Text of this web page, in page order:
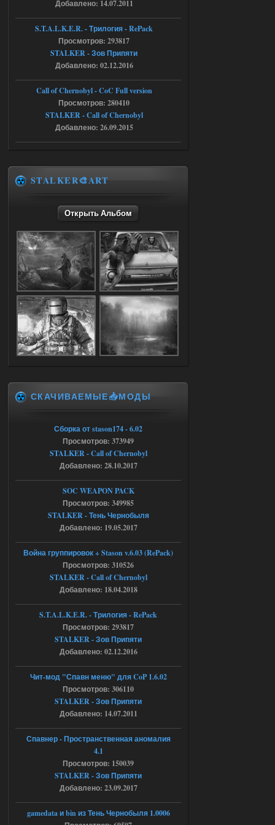
16:09
stalker673920
где пароль?
Dead Air: Refined
Stalker-Mods-Clan-su
Доступно только для пользователей
Объединенный Пак 2 + OGSR +
STCoP WP 3.4
17:25
Stalker-Mods-Clan-su
Доступно только для пользователей
Ответить ➤
04.08.2026
Объединенный Пак 2 + OGSR +
STCoP WP 3.4
17:19
Stalker-Mods-Clan-su
Ответить ➤
04.08.2026
Объединенный Пак 2 + OGSR +
STCoP WP 3.4
Stalker-Mods-Clan-su
Доступно только для пользователей
Ответить ➤
04.08.2026
Объединенный Пак 2 + OGSR +
STCoP WP 3.4
16:48
Stalker-Mods-Clan-su
Доступно только для пользователей
Объединенный Пак 2 + OGSR +
STCoP WP 3.4
andreyforest1993
вот ещё этот же трелер с
вашего сайта, https://stalker-
mods.su/news/op_2_ogsr_stcop_wp_3_4
_trejler_2022/2022-11-30-6818
Объединенный Пак 2 + OGSR +
STCoP WP 3.4
15:03
andreyforest1993
Добавлено: 14.07.2011
S.T.A.L.K.E.R. - Трилогия - RePack
Просмотров: 293817
STALKER - Зов Припяти
Добавлено: 02.12.2016
Call of Chernobyl - CoC Full version
Просмотров: 280410
STALKER - Call of Chernobyl
Добавлено: 26.09.2015
STALKER🎨ART
Открыть Альбом
СКАЧИВАЕМЫЕ📥МОДЫ
Сборка от stason174 - 6.02
Просмотров: 373949
STALKER - Call of Chernobyl
Добавлено: 28.10.2017
SOC WEAPON PACK
Просмотров: 349985
STALKER - Тень Чернобыля
Добавлено: 19.05.2017
Война группировок + Stason v.6.03 (RePack)
Просмотров: 310526
STALKER - Call of Chernobyl
Добавлено: 18.04.2018
S.T.A.L.K.E.R. - Трилогия - RePack
Просмотров: 293817
STALKER - Зов Припяти
Добавлено: 02.12.2016
Чит-мод "Спавн меню" для CoP 1.6.02
Просмотров: 306110
STALKER - Зов Припяти
Добавлено: 14.07.2011
Спавнер - Пространственная аномалия
4.1
Просмотров: 150039
STALKER - Зов Припяти
Добавлено: 23.09.2017
gamedata и bin из Тень Чернобыля 1.0006